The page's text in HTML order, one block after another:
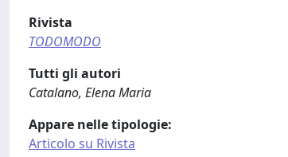
Rivista
TODOMODO
Tutti gli autori
Catalano, Elena Maria
Appare nelle tipologie:
Articolo su Rivista